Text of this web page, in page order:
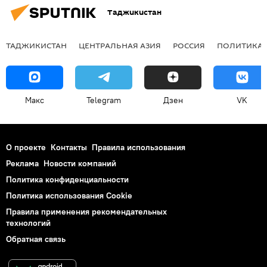
Таджикистан
ТАДЖИКИСТАН ЦЕНТРАЛЬНАЯ АЗИЯ РОССИЯ ПОЛИТИКА
Макс Telegram Дзен VK
О проекте Контакты Правила использования
Реклама Новости компаний
Политика конфиденциальности
Политика использования Cookie
Правила применения рекомендательных
технологий
Обратная связь